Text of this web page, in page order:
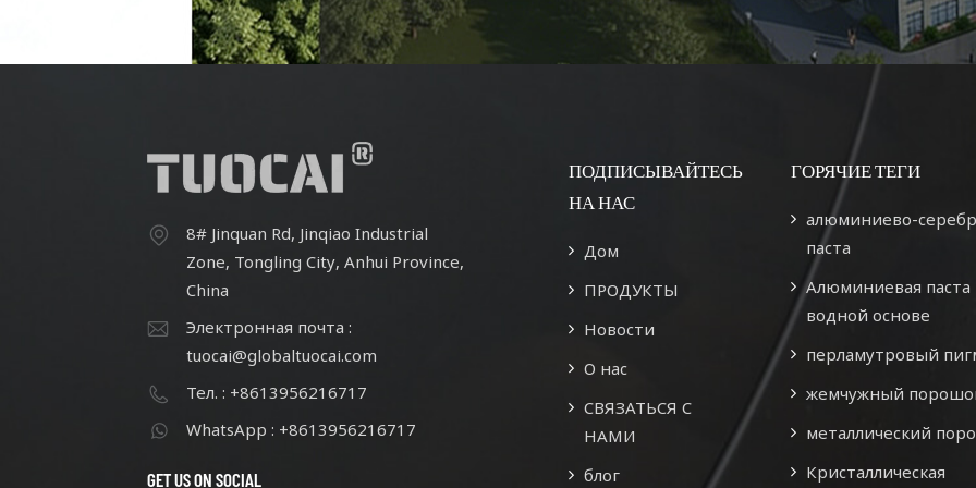
уделяя особое внимание
качеству и инновациям. После
более 60 человек.
уделяя особое внимание
качеству и инновациям. После
уделяя особое
качеству и инновациям.
непрерывных усилий
сотрудников
более 60 человек.
8# Jinquan Rd, Jinqiao Industrial
Zone, Tongling City, Anhui Province,
China
Электронная почта :
tuocai@globaltuocai.com
Тел. : +8613956216717
WhatsApp : +8613956216717
GET US ON SOCIAL
ПОДПИСЫВАЙТЕСЬ
НА НАС
Дом
ПРОДУКТЫ
Новости
О нас
СВЯЗАТЬСЯ С
НАМИ
блог
ГОРЯЧИЕ ТЕГИ
алюминиево-
паста
Алюминиевая паста
водной основе
перламутровый
жемчужный
металлический
Кристаллическая